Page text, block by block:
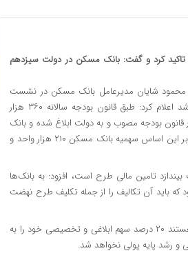
کرد و گفت: بانک مسکن در دولت سیزدهم
محمود شایان مدیرعامل بانک مسکن در نشست
خبری حوزه مسکن به مناسبت هفته دولت که ۳۰ مردادماه در ساختمان دادمان برگزار شد اعلام کرد: طبق قانون بودجه سالانه ۳۶۰ هزار
و ۴۰۰ هزار واحد مسکن روستایی در قانون بودجه مصوب و به دولت ابلاغ شده و بانک
مرکزی این مبلغ و این تعداد را به ۲۷ بانک و موسسه مالی و اعتباری اختصاص داده است. بر این اساس سهمیه بانک مسکن ۲۱۰ هزار واحد و
تامین مالی طرح است، افزود: به بانک‌ها
باید آن تکالیف را از جمله تکلیف طرح نهضت
مدیرعامل بانک مسکن توضیح داد: آنچه که ابلاغ شده است این است که بانک‌ها مکلف هستند ۲۰ درصد سهم ابلاغی و تخصیصی خود را به
رشد پایه پولی نخواهد شد.